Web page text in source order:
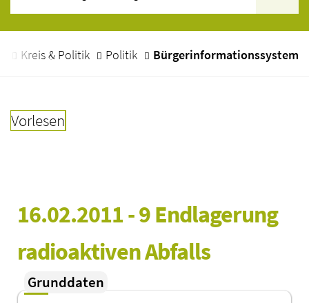
Kreis & Politik Politik Bürgerinformationssystem
Vorlesen
16.02.2011 - 9 Endlagerung
radioaktiven Abfalls
Grunddaten